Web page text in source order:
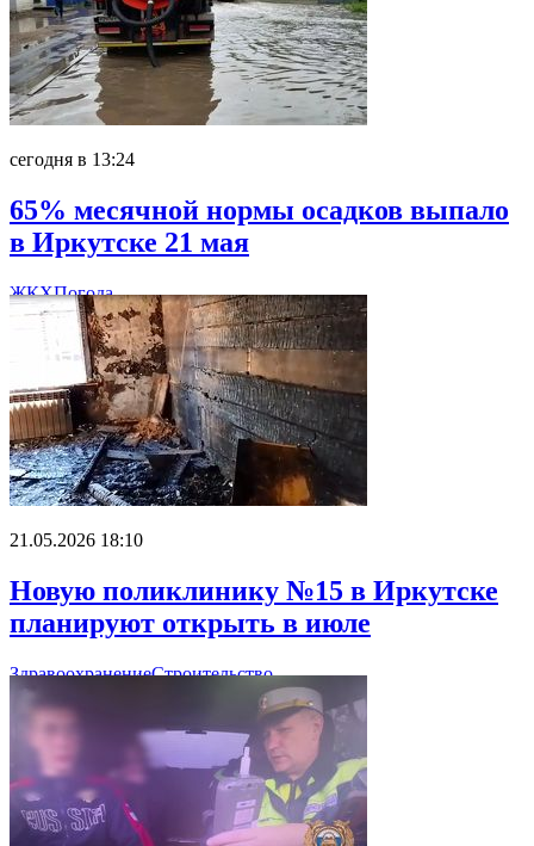
сегодня в 13:24
65% месячной нормы осадков выпало
в Иркутске 21 мая
ЖКХПогода
21.05.2026 18:10
Новую поликлинику №15 в Иркутске
планируют открыть в июле
ЗдравоохранениеСтроительство